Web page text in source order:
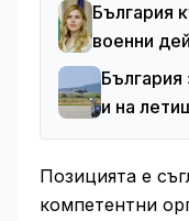
България
военни
България
и на
Позицията е
компетентни